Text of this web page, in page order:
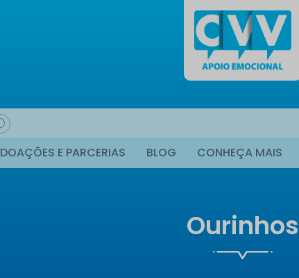
DOAÇÕES E PARCERIAS BLOG CONHEÇA MAIS
Ourinhos